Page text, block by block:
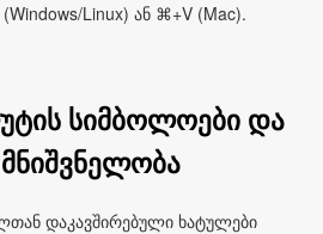
Linux) ან ⌘+V (Mac).
სიმბოლოები და
დაკავშირებული ხატულები